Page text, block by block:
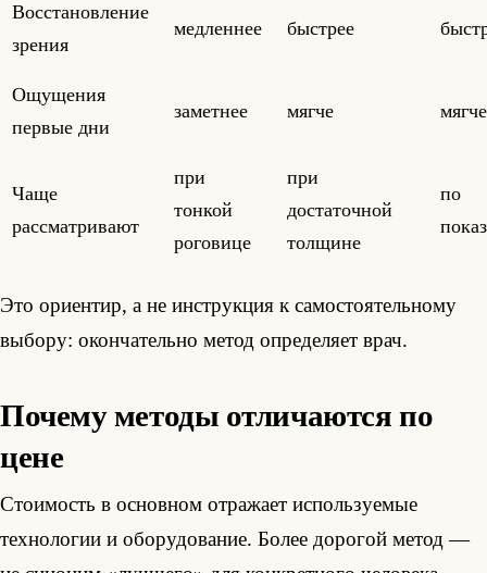
Восстановление
зрения
медленнее быстрее
Ощущения
первые дни
заметнее мягче мягче
Чаще
рассматривают
при
тонкой
роговице
при
достаточной
толщине
по
Это ориентир, а не инструкция к самостоятельному
выбору: окончательно метод определяет врач.
Почему методы отличаются по
цене
Стоимость в основном отражает используемые
технологии и оборудование. Более дорогой метод —